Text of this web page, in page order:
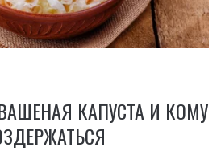
КАПУСТА И КОМУ